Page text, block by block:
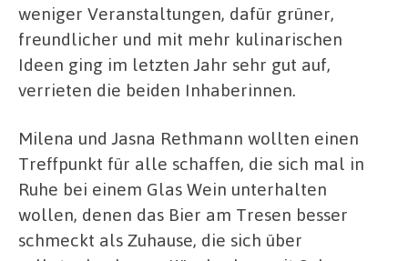
weniger Veranstaltungen, dafür grüner,
freundlicher und mit mehr kulinarischen
Ideen ging im letzten Jahr sehr gut auf,
verrieten die beiden Inhaberinnen.
Milena und Jasna Rethmann wollten einen
Treffpunkt für alle schaffen, die sich mal in
Ruhe bei einem Glas Wein unterhalten
wollen, denen das Bier am Tresen besser
schmeckt als Zuhause, die sich über